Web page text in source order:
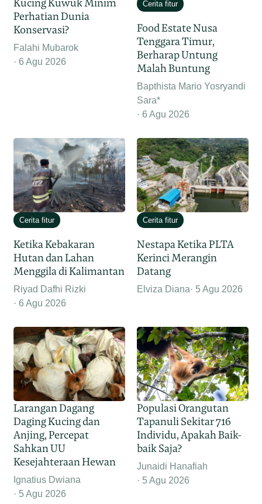
Kucing Kuwuk Minim
Perhatian Dunia
Konservasi?
Falahi Mubarok
6 Agu 2026
Cerita fitur
Food Estate Nusa
Tenggara Timur,
Berharap Untung
Malah Buntung
Bapthista Mario Yosryandi
Sara*
6 Agu 2026
Cerita fitur
Ketika Kebakaran
Hutan dan Lahan
Menggila di Kalimantan
Riyad Dafhi Rizki
6 Agu 2026
Cerita fitur
Nestapa Ketika PLTA
Kerinci Merangin
Datang
Elviza Diana 5 Agu 2026
Larangan Dagang
Daging Kucing dan
Anjing, Percepat
Sahkan UU
Kesejahteraan Hewan
Ignatius Dwiana
5 Agu 2026
Populasi Orangutan
Tapanuli Sekitar 716
Individu, Apakah Baik-
baik Saja?
Junaidi Hanafiah
5 Agu 2026